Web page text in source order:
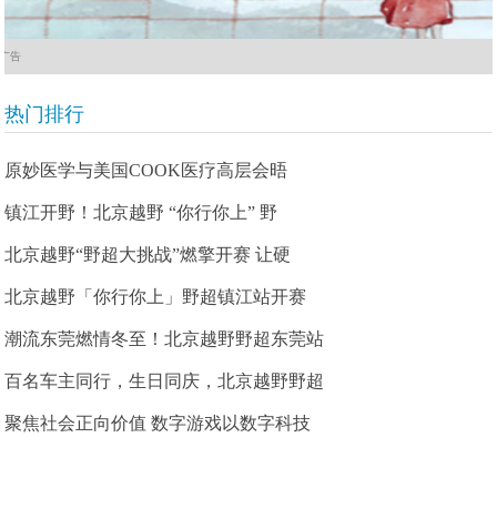
广告
热门排行
原妙医学与美国COOK医疗高层会晤
镇江开野！北京越野 “你行你上” 野
北京越野“野超大挑战”燃擎开赛 让硬
北京越野「你行你上」野超镇江站开赛
潮流东莞燃情冬至！北京越野野超东莞站
百名车主同行，生日同庆，北京越野野超
聚焦社会正向价值 数字游戏以数字科技